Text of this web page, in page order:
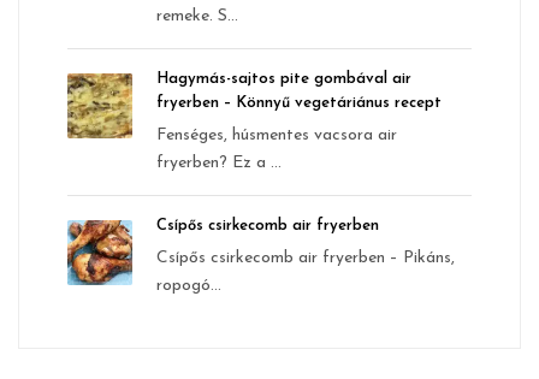
remeke. S...
Hagymás-sajtos pite gombával air
fryerben – Könnyű vegetáriánus recept
Fenséges, húsmentes vacsora air
fryerben? Ez a ...
Csípős csirkecomb air fryerben
Csípős csirkecomb air fryerben – Pikáns,
ropogó...